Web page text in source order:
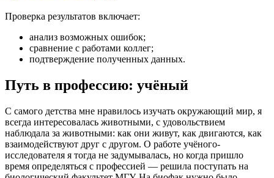
Проверка результатов включает:
анализ возможных ошибок;
сравнение с работами коллег;
подтверждение полученных данных.
Путь в профессию: учёный
С самого детства мне нравилось изучать окружающий мир, я
всегда интересовалась животными, с удовольствием
наблюдала за животными: как они живут, как двигаются, как
взаимодействуют друг с другом. О работе учёного-
исследователя я тогда не задумывалась, но когда пришло
время определяться с профессией — решила поступать на